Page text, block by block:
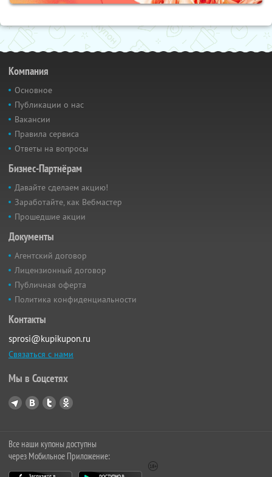
Компания
Основное
Публикации о нас
Вакансии
Правила сервиса
Ответы на вопросы
Бизнес-Партнёрам
Давайте сделаем акцию!
Заработайте, как Вебмастер
Прошедшие акции
Документы
Агентский договор
Лицензионный договор
Публичная оферта
Политика конфиденциальности
Контакты
sprosi@kupikupon.ru
Связаться с нами
Мы в Соцсетях
Все наши купоны доступны
через Мобильное Приложение: